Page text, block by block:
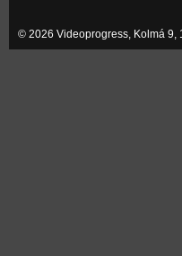
© 2026 Videoprogress, Kolmá 9,